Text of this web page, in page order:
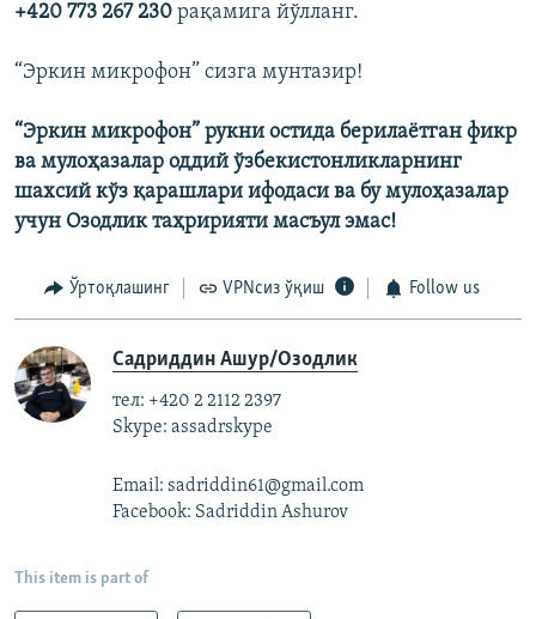
+420 773 267 230 рақамига йўлланг.
“Эркин микрофон” сизга мунтазир!
“Эркин микрофон” рукни остида берилаëтган фикр
ва мулоҳазалар оддий ўзбекистонликларнинг
шахсий кўз қарашлари ифодаси ва бу мулоҳазалар
учун Озодлик таҳририяти масъул эмас!
Ўртоқлашинг VPNсиз ўқиш Follow us
Садриддин Ашур/Озодлик
тел: +420 2 2112 2397
Skype: assadrskype
Email: sadriddin61@gmail.com
Facebook: Sadriddin Ashurov
This item is part of